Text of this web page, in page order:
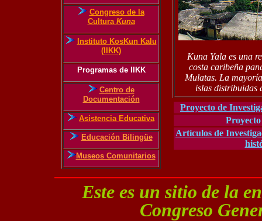
Congreso de la
Cultura Kuna
Instituto KosKun Kalu
(IIKK)
Programas de IIKK
Centro de
Documentación
Asistencia Educativa
Educación Bilingüe
Museos Comunitarios
Kuna Yala es una
costa caribeña
Mulatas. La
islas distribuidas
Proyecto de
Artículos de
Este es un sitio de la
Congreso